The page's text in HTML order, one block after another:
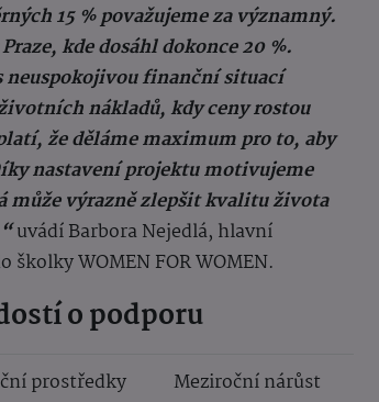
15 % považujeme za významný.
kde dosáhl dokonce 20 %.
neuspokojivou finanční situací
nákladů, kdy ceny rostou
že děláme maximum pro to, aby
nastavení projektu motivujeme
výrazně zlepšit kvalitu života
uvádí Barbora Nejedlá, hlavní
WOMEN FOR WOMEN.
o podporu
prostředky Meziroční nárůst